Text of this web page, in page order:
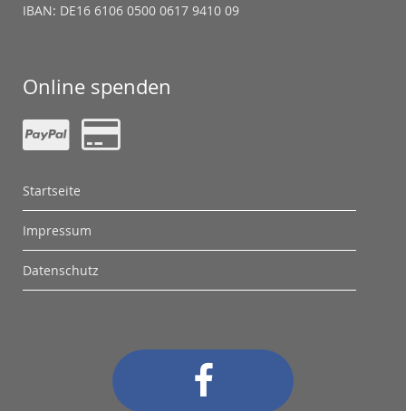
IBAN: DE16 6106 0500 0617 9410 09
Online spenden
Startseite
Impressum
Datenschutz